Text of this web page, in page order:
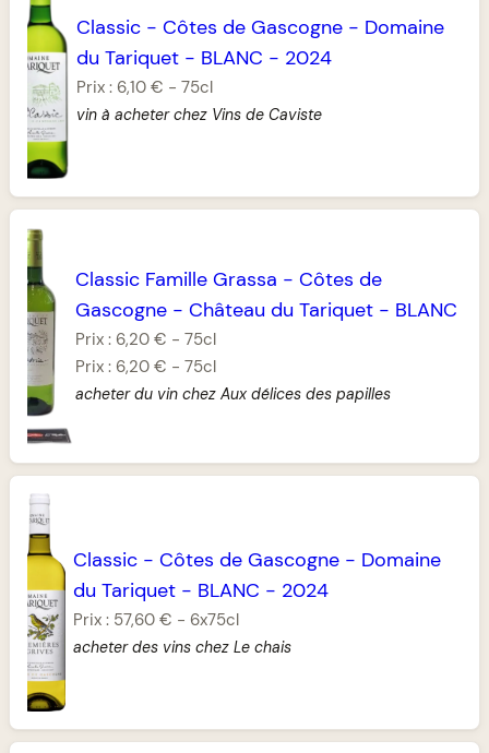
Classic- Côtes de Gascogne- Domaine
du Tariquet- BLANC - 2024
Prix : 6,10 € - 75cl
vin à acheter chez Vins de Caviste
Classic Famille Grassa - Côtes de
Gascogne - Château du Tariquet - BLANC
Prix : 6,20 € -75cl
Prix : 6,20 € -75cl
acheter du vin chez Aux délices des papilles
Classic - Côtes de Gascogne - Domaine
du Tariquet - BLANC - 2024
Prix : 57,60 € - 6x75cl
acheter des vins chez Le chais